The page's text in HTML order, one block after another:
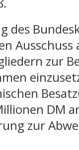
des
Ausschuss
zur
DM
zur